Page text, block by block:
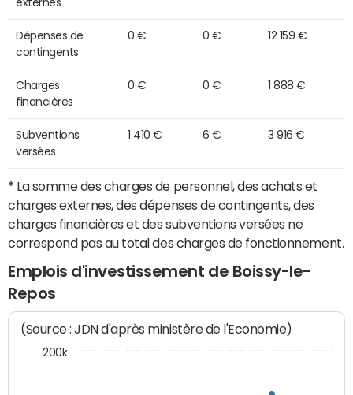
externes
Dépenses de
contingents
0 € 0 € 12 159 €
Charges
financières
0 € 0 € 1 888 €
Subventions
versées
1 410 € 6 € 3 916 €
* La somme des charges de personnel, des achats et
charges externes, des dépenses de contingents, des
charges financières et des subventions versées ne
correspond pas au total des charges de fonctionnement.
Emplois d'investissement de Boissy-le-
Repos
(Source : JDN d'après ministère de l'Economie)
200k